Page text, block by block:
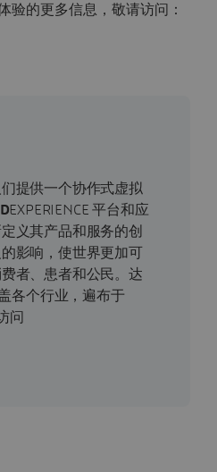
验的更多信息，敬请访问：
提供一个协作式虚拟
EXPERIENCE 平台和应
义其产品和服务的创
影响，使世界更加可
者、患者和公民。达
各个行业，遍布于
问